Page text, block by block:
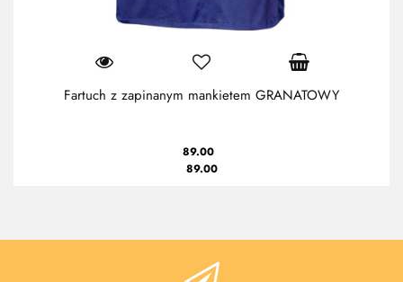
Fartuch z zapinanym mankietem GRANATOWY
89.00
89.00